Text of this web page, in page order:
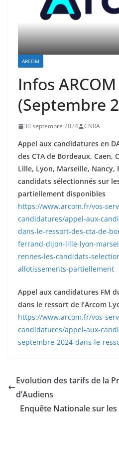
ARCOM
Infos ARCOM
(Septembre
30 septembre 2024 CNRA
Appel aux candidatures en
des CTA de Bordeaux, Caen,
Lille, Lyon, Marseille, Nancy,
candidats sélectionnés sur
partiellement disponibles
https://www.arcom.fr/vos-
candidatures/appel-aux-
dans-le-ressort-des-cta-de-
ferrand-dijon-lille-lyon-
rennes-les-candidats-
allotissements-partiellement
Appel aux candidatures FM
dans le ressort de l’Arcom
https://www.arcom.fr/vos-
candidatures/appel-aux-
septembre-2024-dans-le-
Evolution des tarifs de la
d’Audiens
Enquête Nationale sur